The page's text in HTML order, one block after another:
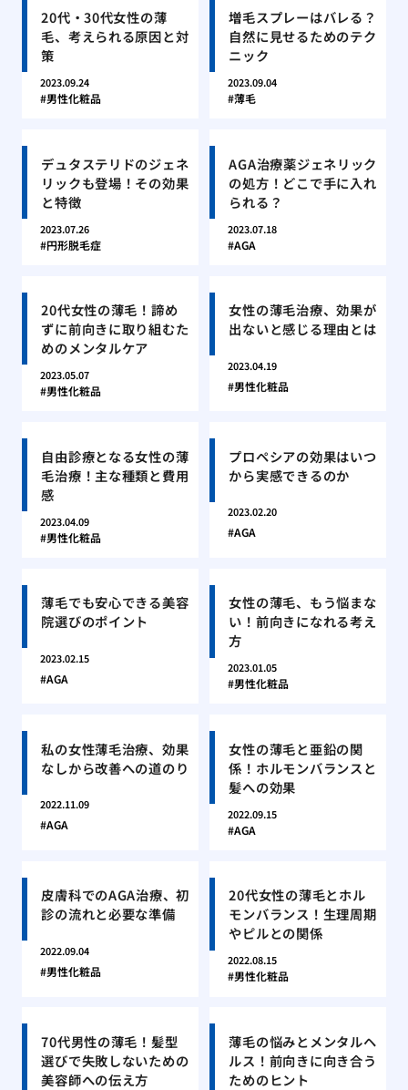
20代・30代女性の薄
毛、考えられる原因と対
策
2023.09.24
男性化粧品
増毛スプレーはバレる？
自然に見せるためのテク
ニック
2023.09.04
薄毛
デュタステリドのジェネ
リックも登場！その効果
と特徴
2023.07.26
円形脱毛症
AGA治療薬ジェネリック
の処方！どこで手に入れ
られる？
2023.07.18
AGA
20代女性の薄毛！諦め
ずに前向きに取り組むた
めのメンタルケア
2023.05.07
男性化粧品
女性の薄毛治療、効果が
出ないと感じる理由とは
2023.04.19
男性化粧品
自由診療となる女性の薄
毛治療！主な種類と費用
感
2023.04.09
男性化粧品
プロペシアの効果はいつ
から実感できるのか
2023.02.20
AGA
薄毛でも安心できる美容
院選びのポイント
2023.02.15
AGA
女性の薄毛、もう悩まな
い！前向きになれる考え
方
2023.01.05
男性化粧品
私の女性薄毛治療、効果
なしから改善への道のり
2022.11.09
AGA
女性の薄毛と亜鉛の関
係！ホルモンバランスと
髪への効果
2022.09.15
AGA
皮膚科でのAGA治療、初
診の流れと必要な準備
2022.09.04
男性化粧品
20代女性の薄毛とホル
モンバランス！生理周期
やピルとの関係
2022.08.15
男性化粧品
70代男性の薄毛！髪型
選びで失敗しないための
美容師への伝え方
薄毛の悩みとメンタルヘ
ルス！前向きに向き合う
ためのヒント